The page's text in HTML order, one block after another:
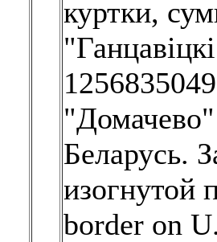
куртки,
Беларусь.
изогнутой
border on